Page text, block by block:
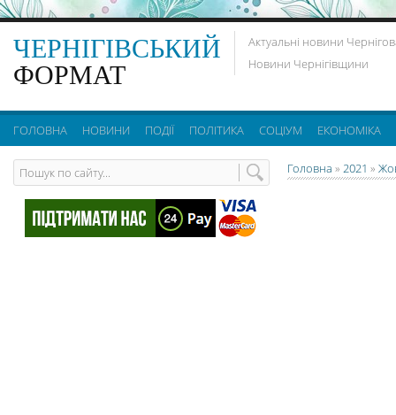
ЧЕРНІГІВСЬКИЙ
ФОРМАТ
Актуальні новини
Новини Чернігівщини
ГОЛОВНА НОВИНИ ПОДІЇ ПОЛІТИКА СОЦІУМ ЕКОНОМІКА
Головна » 2021 »